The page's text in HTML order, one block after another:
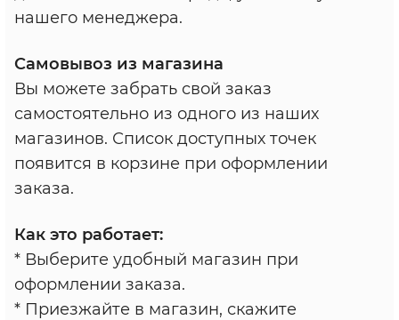
нашего менеджера.
Самовывоз из магазина
Вы можете забрать свой заказ
самостоятельно из одного из наших
магазинов. Список доступных точек
появится в корзине при оформлении
заказа.
Как это работает:
* Выберите удобный магазин при
оформлении заказа.
* Приезжайте в магазин, скажите